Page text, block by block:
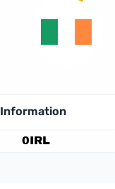
Information
0IRL